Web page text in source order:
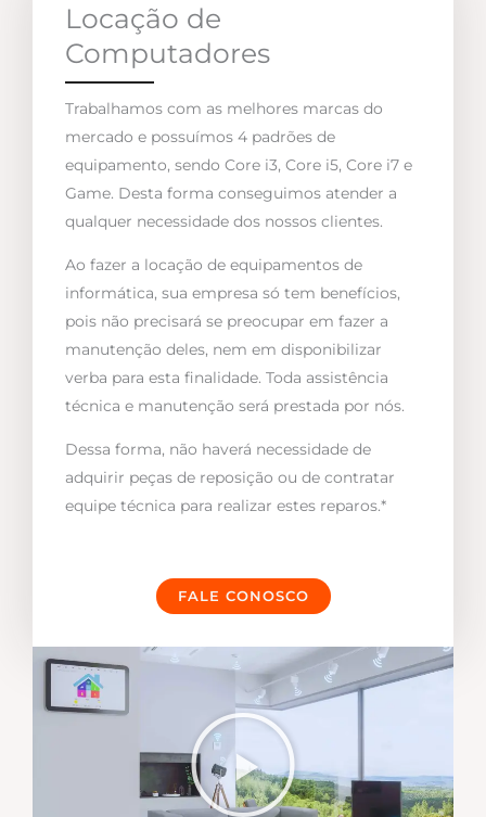
Locação de
Computadores
Trabalhamos com as melhores marcas do
mercado e possuímos 4 padrões de
equipamento, sendo Core i3, Core i5, Core i7 e
Game. Desta forma conseguimos atender a
qualquer necessidade dos nossos clientes.
Ao fazer a locação de equipamentos de
informática, sua empresa só tem benefícios,
pois não precisará se preocupar em fazer a
manutenção deles, nem em disponibilizar
verba para esta finalidade. Toda assistência
técnica e manutenção será prestada por nós.
Dessa forma, não haverá necessidade de
adquirir peças de reposição ou de contratar
equipe técnica para realizar estes reparos.*
FALE CONOSCO